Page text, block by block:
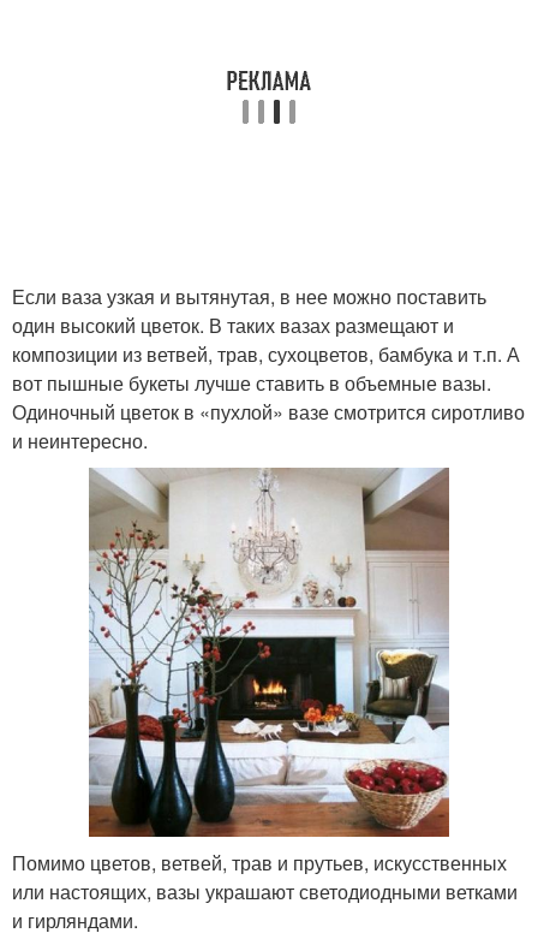
Если ваза узкая и вытянутая, в нее можно поставить
один высокий цветок. В таких вазах размещают и
композиции из ветвей, трав, сухоцветов, бамбука и т.п. А
вот пышные букеты лучше ставить в объемные вазы.
Одиночный цветок в «пухлой» вазе смотрится сиротливо
и неинтересно.
Помимо цветов, ветвей, трав и прутьев, искусственных
или настоящих, вазы украшают светодиодными ветками
и гирляндами.